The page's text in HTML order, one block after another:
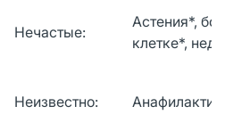
Нечастые:
Астения*,
клетке*,
Неизвестно: